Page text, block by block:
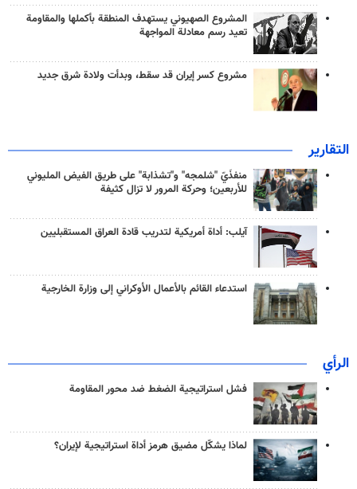
المشروع الصهيوني يستهدف المنطقة بأكملها والمقاومة
تعيد رسم معادلة المواجهة
مشروع كسر إيران قد سقط، وبدأت ولادة شرق جديد
التقارير
منفذَيّ "شلمجه" و"تشذابة" على طريق الفيض المليوني
للأربعين؛ وحركة المرور لا تزال كثيفة
آيلب: أداة أمريكية لتدريب قادة العراق المستقبليين
استدعاء القائم بالأعمال الأوكراني إلى وزارة الخارجية
الرأي
فشل استراتيجية الضغط ضد محور المقاومة
لماذا يشكّل مضيق هرمز أداة استراتيجية لإيران؟